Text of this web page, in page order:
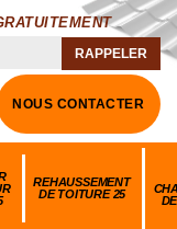
NOUS CONTACTER
REHAUSSEMENT
DE TOITURE 25